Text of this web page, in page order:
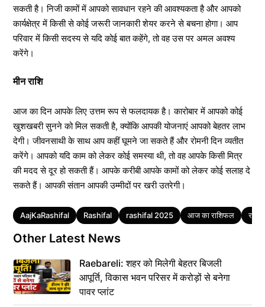
सकती है। निजी कामों में आपको सावधान रहने की आवश्यकता है और आपको
कार्यक्षेत्र में किसी से कोई जरूरी जानकारी शेयर करने से बचना होगा। आप
परिवार में किसी सदस्य से यदि कोई बात कहेंगे, तो वह उस पर अमल अवश्य
करेंगे।
मीन राशि
आज का दिन आपके लिए उत्तम रूप से फलदायक है। कारोबार में आपको कोई
खुशखबरी सुनने को मिल सकती है, क्योंकि आपकी योजनाएं आपको बेहतर लाभ
देगी। जीवनसाथी के साथ आप कहीं घूमने जा सकते हैं और रोमनी दिन व्यतीत
करेंगे। आपको यदि काम को लेकर कोई समस्या थी, तो वह आपके किसी मित्र
की मदद से दूर हो सकती हैं। आपके करीबी आपके कामों को लेकर कोई सलाह दे
सकते हैं। आपकी संतान आपकी उम्मीदों पर खरी उतरेगी।
Tags
AajKaRashifal Rashifal rashifal 2025 आज का राशिफल
Other Latest News
Raebareli: शहर को मिलेगी बेहतर बिजली
आपूर्ति, विकास भवन परिसर में करोड़ों से बनेगा
पावर प्लांट